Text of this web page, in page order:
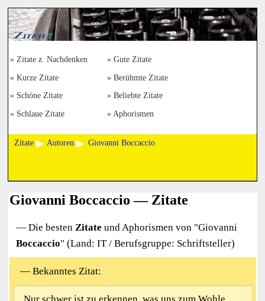
Zitate z. Nachdenken Gute Zitate
Kurze Zitate Berühmte Zitate
Schöne Zitate Beliebte Zitate
Schlaue Zitate Aphorismen
Zitate Autoren Giovanni Boccaccio
Giovanni Boccaccio — Zitate
— Die besten Zitate und Aphorismen von "Giovanni
Boccaccio" (Land: IT / Berufsgruppe: Schriftsteller)
— Bekanntes Zitat: